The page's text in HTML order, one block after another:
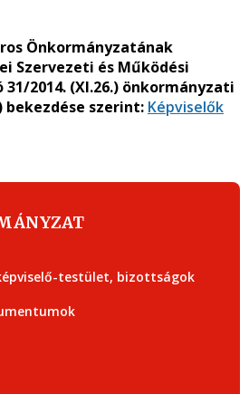
Önkormányzatának
Szervezeti és Működési
2014. (XI.26.) önkormányzati
bekezdése szerint: Képviselők
testület, bizottságok